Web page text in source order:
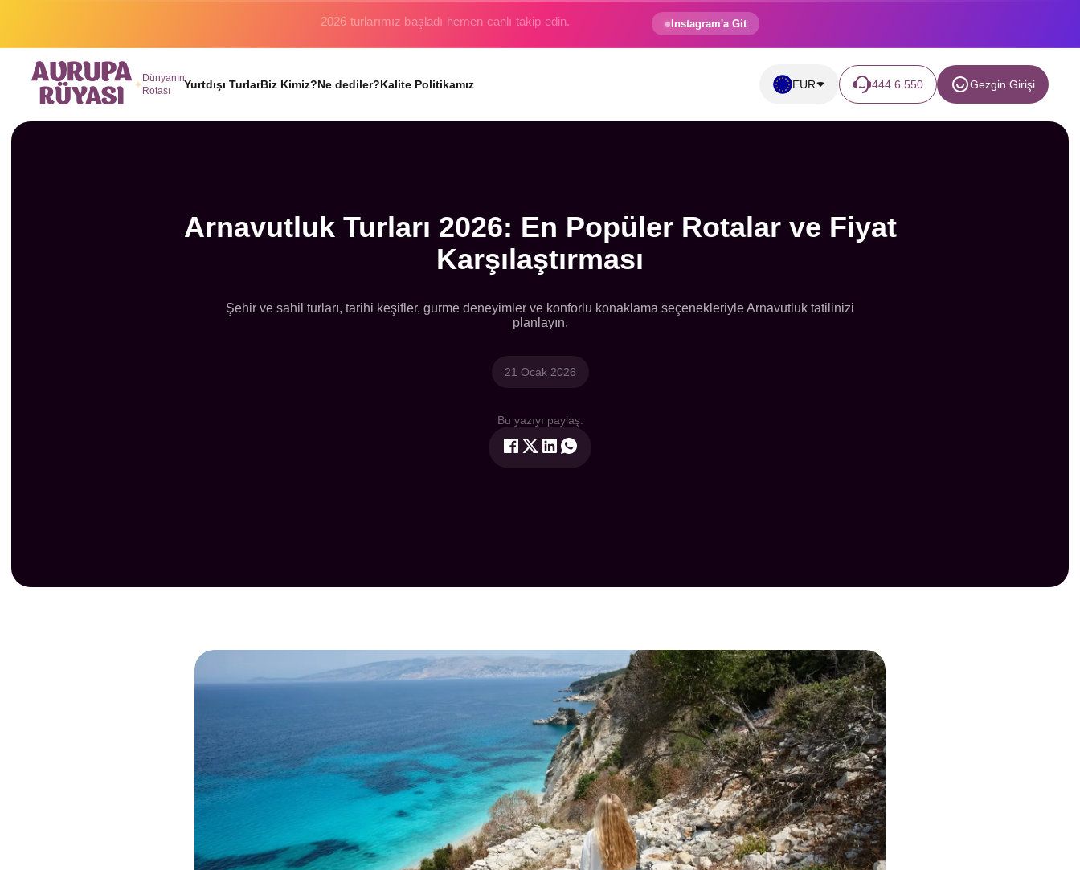
Binlerce gezginin hayali gerçek oluyor. Instagram'a Git
Dünyanın
Rotası
Yurtdışı TurlarBiz Kimiz?Ne dediler?Kalite Politikamız EUR 444 6 550 Gezgin Girişi
Arnavutluk Turları 2026: En Popüler Rotalar ve Fiyat
Karşılaştırması
Şehir ve sahil turları, tarihi keşifler, gurme deneyimler ve konforlu konaklama seçenekleriyle Arnavutluk tatilinizi
planlayın.
21 Ocak 2026
Bu yazıyı paylaş: